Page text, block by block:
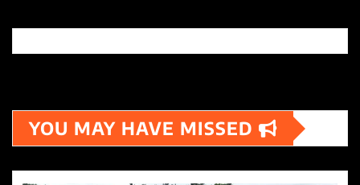
YOU MAY HAVE MISSED